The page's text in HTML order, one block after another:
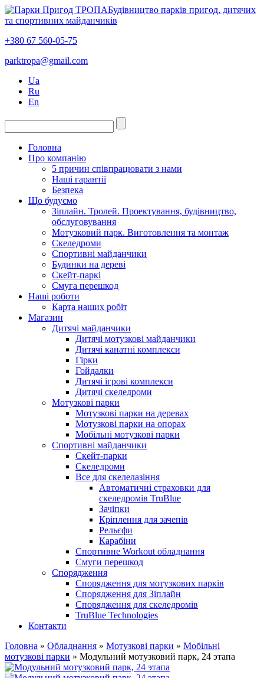
Будівництво парків пригод, дитячих
та спортивних майданчиків
+380 67 560-05-75
parktropa@gmail.com
Ua
Ru
En
Головна
Про компанію
5 причин співпрацювати з нами
Наші гарантії
Безпека
Що будуємо
Зіплайн. Тролей. Проектування, будівництво,
обслуговування
Мотузковий парк. Виготовлення та монтаж
Скеледроми
Спортивні майданчики
Будинки на дереві
Скейт-паркі
Смуга перешкод
Наші роботи
Карта наших робіт
Магазин
Дитячі майданчики
Дитячі мотузкові майданчики
Дитячі канатні комплекси
Гірки
Гойдалки
Дитячі ігрові комплекси
Дитячі скеледроми
Мотузкові парки
Мотузкові парки на деревах
Мотузкові парки на опорах
Мобільні мотузкові парки
Спортивні майданчики
Скейт-парки
Скеледроми
Все для скелелазіння
Автоматичні страховки для
скеледромів TruBlue
Зачіпки
Кріплення для зачепів
Рельєфи
Карабіни
Спортивне Workout обладнання
Смуги перешкод
Спорядження
Спорядження для мотузкових парків
Спорядження для Зіплайн
Спорядження для скеледромів
TruBlue Technologies
Контакти
Головна » Обладнання » Мотузкові парки » Мобільні
мотузкові парки » Модульний мотузковий парк, 24 этапа